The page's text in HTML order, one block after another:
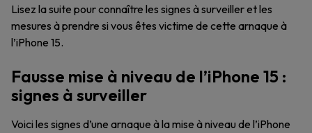
Lisez la suite pour connaître les signes à surveiller et les
mesures à prendre si vous êtes victime de cette arnaque à
l’iPhone 15.
Fausse mise à niveau de l’iPhone 15 :
signes à surveiller
Voici les signes d’une arnaque à la mise à niveau de l’iPhone